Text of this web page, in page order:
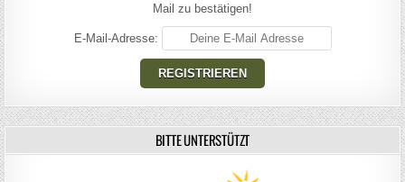
Mail zu bestätigen!
E-Mail-Adresse:
BITTE UNTERSTÜTZT